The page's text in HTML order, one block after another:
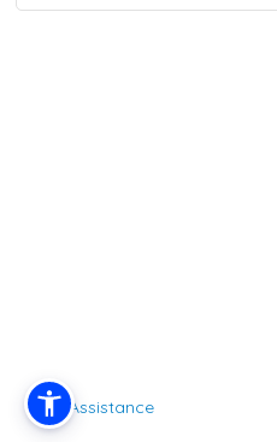
Assistance